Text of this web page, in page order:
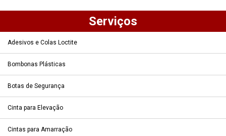
Serviços
Adesivos e Colas Loctite
Bombonas Plásticas
Botas de Segurança
Cinta para Elevação
Cintas para Amarração